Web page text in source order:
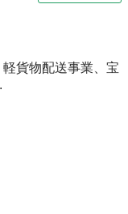
貨物配送事業、宝